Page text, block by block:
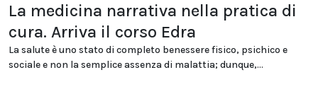
La medicina narrativa nella pratica di
cura. Arriva il corso Edra
La salute è uno stato di completo benessere fisico, psichico e
sociale e non la semplice assenza di malattia; dunque,...